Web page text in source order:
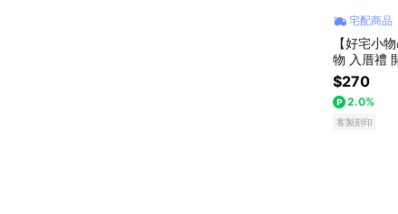
宅配商品
【好宅小
物 入厝禮
$270
2.0%
客製刻印